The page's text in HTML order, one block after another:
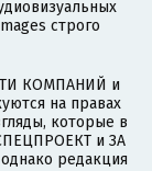
строго
КОМПАНИЙ и
на правах
которые в
и ЗА
редакция